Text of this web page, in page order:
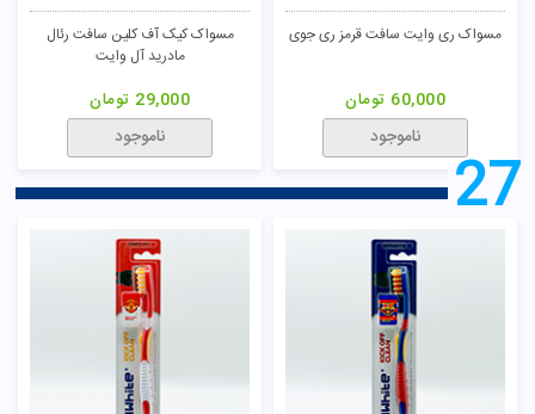
مسواک ری وایت سافت قرمز ری جوی
60,000 تومان
ناموجود
مسواک کیک آف کلین سافت رئال
مادرید آل وایت
29,000 تومان
ناموجود
27